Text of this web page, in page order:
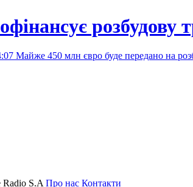
розбудову
Майже 450 млн євро буде передано на
S.A Про нас Контакти